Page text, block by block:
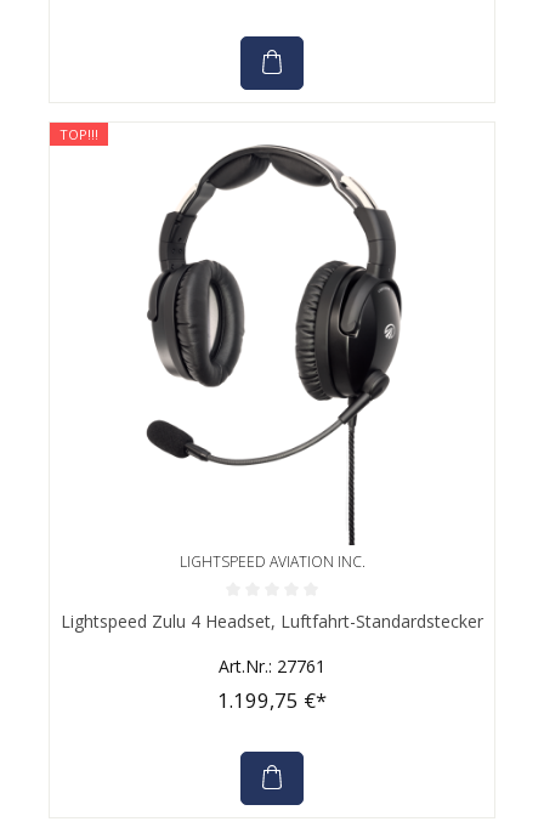
TOP!!!
LIGHTSPEED AVIATION INC.
Durchschnittliche Bewertung von 0 von 5 Sternen
Lightspeed Zulu 4 Headset, Luftfahrt-Standardstecker
Art.Nr.: 27761
1.199,75 €*